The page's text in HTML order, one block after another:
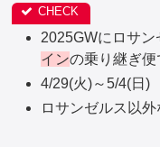
2025GWにロサ
インの乗り継ぎ便
4/29(火)～5/4(日
ロサンゼルス以